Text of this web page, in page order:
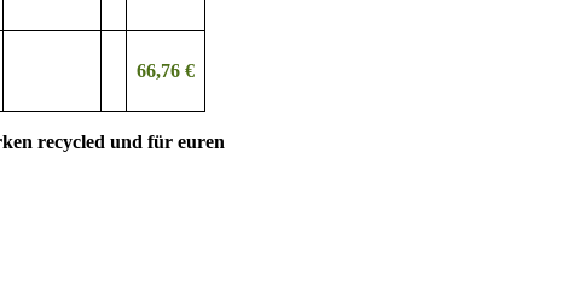
66,76 €
recycled und für euren